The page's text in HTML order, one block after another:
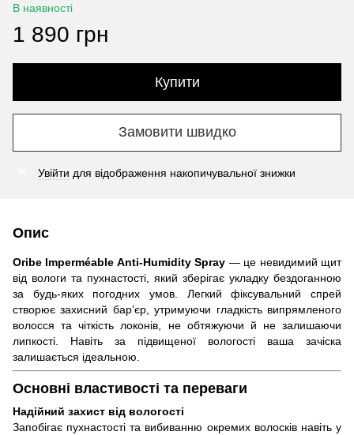
В наявності
1 890 грн
Купити
Замовити швидко
Увійти для відображення накопичувальної знижки
Опис
Oribe Imperméable Anti-Humidity Spray — це невидимий щит
від вологи та пухнастості, який зберігає укладку бездоганною
за будь-яких погодних умов. Легкий фіксувальний спрей
створює захисний бар’єр, утримуючи гладкість випрямленого
волосся та чіткість локонів, не обтяжуючи й не залишаючи
липкості. Навіть за підвищеної вологості ваша зачіска
залишається ідеальною.
Основні властивості та переваги
Надійний захист від вологості
Запобігає пухнастості та вибиванню окремих волосків навіть у